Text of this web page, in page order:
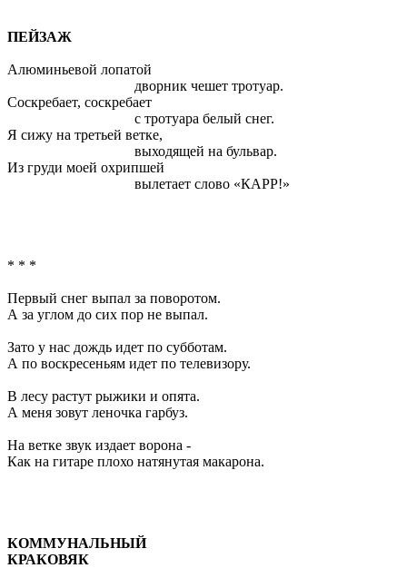
ПЕЙЗАЖ
Алюминьевой лопатой
дворник чешет тротуар.
Соскребает, соскребает
с тротуара белый снег.
Я сижу на третьей ветке,
выходящей на бульвар.
Из груди моей охрипшей
вылетает слово «КАРР!»
* * *
Первый снег выпал за поворотом.
А за углом до сих пор не выпал.
Зато у нас дождь идет по субботам.
А по воскресеньям идет по телевизору.
В лесу растут рыжики и опята.
А меня зовут леночка гарбуз.
На ветке звук издает ворона -
Как на гитаре плохо натянутая макарона.
КОММУНАЛЬНЫЙ
КРАКОВЯК